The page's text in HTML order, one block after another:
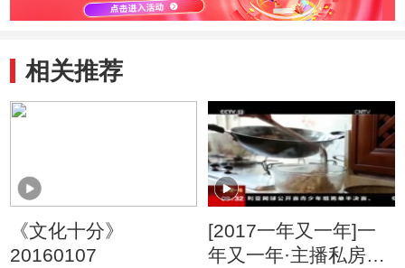
相关推荐
《文化十分》
20160107
[2017一年又一年]一
年又一年·主播私房年